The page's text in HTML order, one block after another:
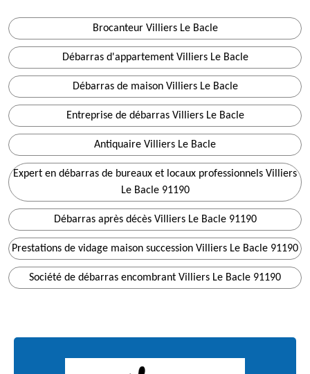
Brocanteur Villiers Le Bacle
Débarras d'appartement Villiers Le Bacle
Débarras de maison Villiers Le Bacle
Entreprise de débarras Villiers Le Bacle
Antiquaire Villiers Le Bacle
Expert en débarras de bureaux et locaux professionnels Villiers
Le Bacle 91190
Débarras après décès Villiers Le Bacle 91190
Prestations de vidage maison succession Villiers Le Bacle 91190
Société de débarras encombrant Villiers Le Bacle 91190